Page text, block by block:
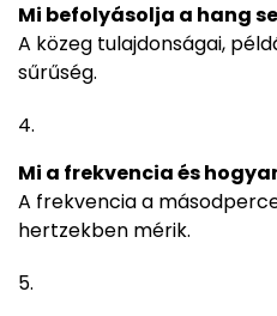
Mi befolyásolja a hang
A közeg tulajdonságai,
sűrűség.
Mi a frekvencia és
A frekvencia a
hertzekben mérik.